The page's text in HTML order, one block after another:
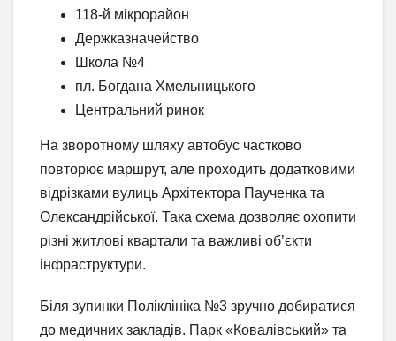
118-й мікрорайон
Держказначейство
Школа №4
пл. Богдана Хмельницького
Центральний ринок
На зворотному шляху автобус частково
повторює маршрут, але проходить додатковими
відрізками вулиць Архітектора Паученка та
Олександрійської. Така схема дозволяє охопити
різні житлові квартали та важливі об’єкти
інфраструктури.
Біля зупинки Поліклініка №3 зручно добиратися
до медичних закладів. Парк «Ковалівський» та